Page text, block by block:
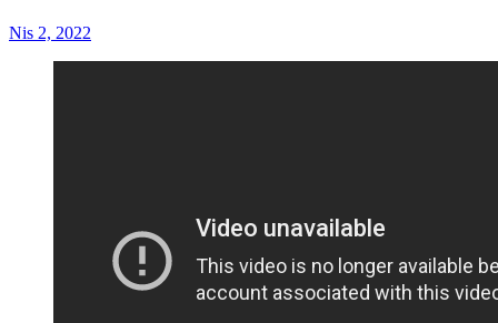
Nis 2, 2022